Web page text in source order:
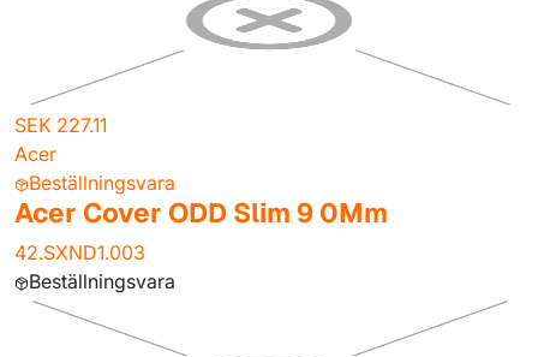
SEK 227.11
Acer
Beställningsvara
Acer Cover ODD Slim 9 0Mm
42.SXND1.003
Beställningsvara